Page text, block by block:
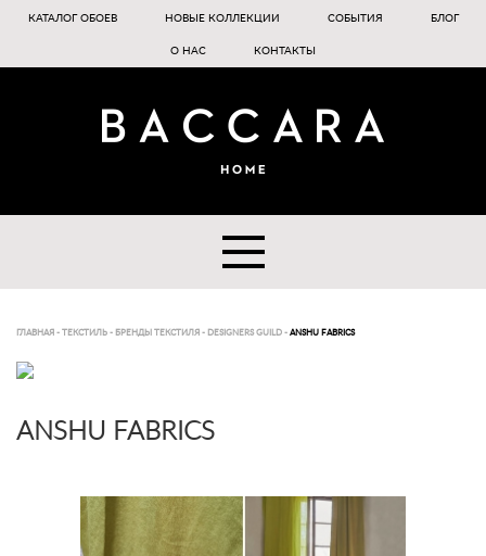
КАТАЛОГ ОБОЕВ НОВЫЕ КОЛЛЕКЦИИ СОБЫТИЯ БЛОГ
О НАС КОНТАКТЫ
ГЛАВНАЯ - ТЕКСТИЛЬ - БРЕНДЫ ТЕКСТИЛЯ - DESIGNERS GUILD - ANSHU FABRICS
ANSHU FABRICS